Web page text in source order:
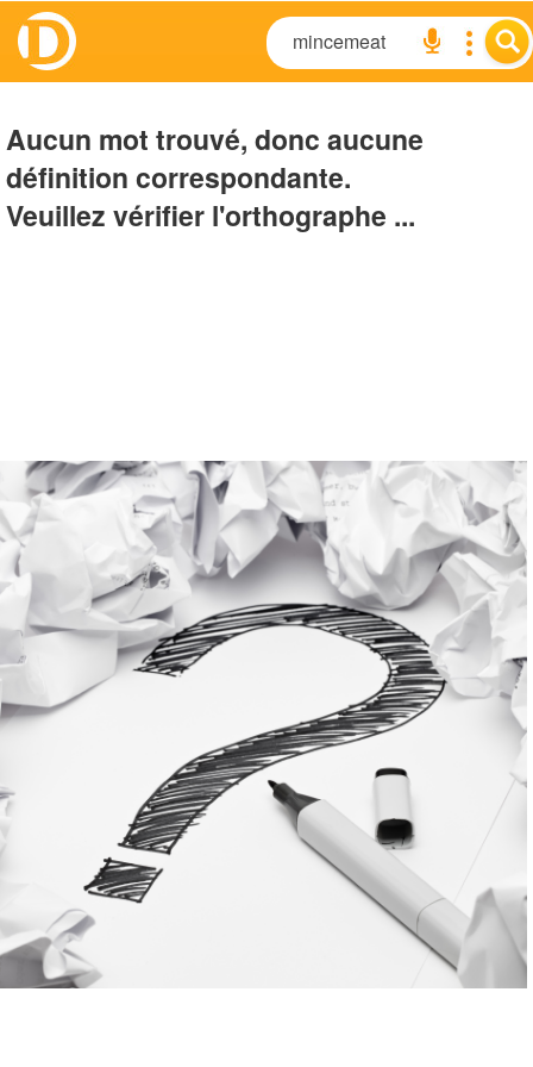
Aucun mot trouvé, donc aucune
définition correspondante.
Veuillez vérifier l'orthographe ...